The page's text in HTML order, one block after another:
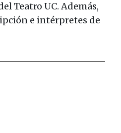
Teatro UC. Además,
e intérpretes de